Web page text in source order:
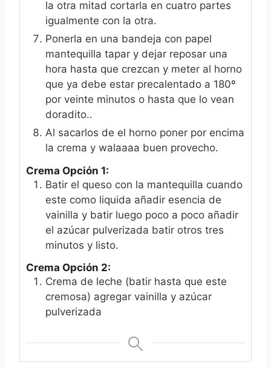
la otra mitad cortarla en cuatro partes
igualmente con la otra.
Ponerla en una bandeja con papel
mantequilla tapar y dejar reposar una
hora hasta que crezcan y meter al horno
que ya debe estar precalentado a 180º
por veinte minutos o hasta que lo vean
doradito..
Al sacarlos de el horno poner por encima
la crema y walaaaa buen provecho.
Crema Opción 1:
Batir el queso con la mantequilla cuando
este como liquida añadir esencia de
vainilla y batir luego poco a poco añadir
el azúcar pulverizada batir otros tres
minutos y listo.
Crema Opción 2:
Crema de leche (batir hasta que este
cremosa) agregar vainilla y azúcar
pulverizada